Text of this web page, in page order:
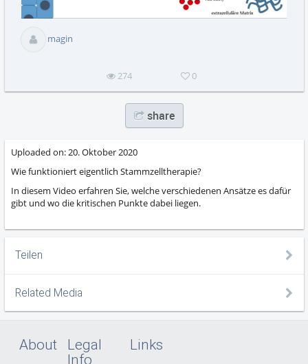
magin
274 0
share
Uploaded on:20. Oktober 2020
Wie funktioniert eigentlich Stammzelltherapie?
In diesem Video erfahren Sie, welche verschiedenen Ansätze es dafür
gibt und wo die kritischen Punkte dabei liegen.
Teilen
Related Media
About
Legal
Info
Links